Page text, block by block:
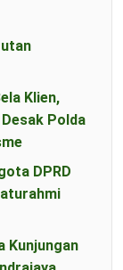
Klien,
Desak Polda
DPRD
Kunjungan